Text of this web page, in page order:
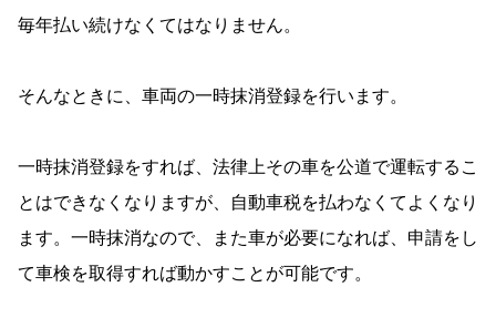
毎年払い続けなくてはなりません。
そんなときに、車両の一時抹消登録を行います。
一時抹消登録をすれば、法律上その車を公道で運転するこ
とはできなくなりますが、自動車税を払わなくてよくなり
ます。一時抹消なので、また車が必要になれば、申請をし
て車検を取得すれば動かすことが可能です。